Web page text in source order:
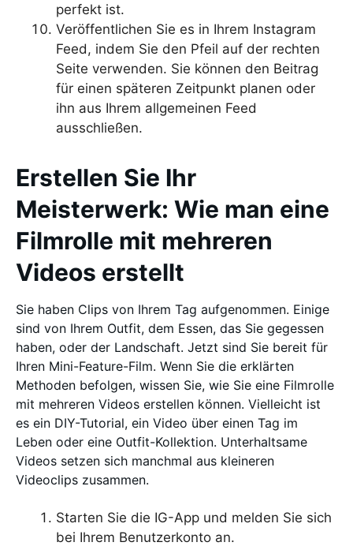
perfekt ist.
Veröffentlichen Sie es in Ihrem Instagram
Feed, indem Sie den Pfeil auf der rechten
Seite verwenden. Sie können den Beitrag
für einen späteren Zeitpunkt planen oder
ihn aus Ihrem allgemeinen Feed
ausschließen.
Erstellen Sie Ihr
Meisterwerk: Wie man eine
Filmrolle mit mehreren
Videos erstellt
Sie haben Clips von Ihrem Tag aufgenommen. Einige
sind von Ihrem Outfit, dem Essen, das Sie gegessen
haben, oder der Landschaft. Jetzt sind Sie bereit für
Ihren Mini-Feature-Film. Wenn Sie die erklärten
Methoden befolgen, wissen Sie, wie Sie eine Filmrolle
mit mehreren Videos erstellen können. Vielleicht ist
es ein DIY-Tutorial, ein Video über einen Tag im
Leben oder eine Outfit-Kollektion. Unterhaltsame
Videos setzen sich manchmal aus kleineren
Videoclips zusammen.
Starten Sie die IG-App und melden Sie sich
bei Ihrem Benutzerkonto an.